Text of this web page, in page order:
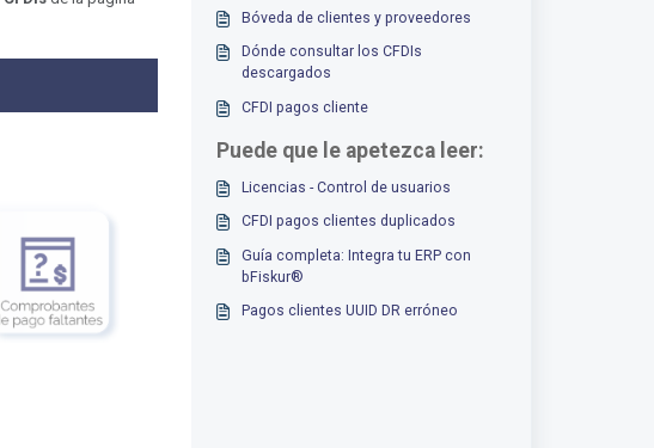
Bóveda de clientes y proveedores
Dónde consultar los CFDIs
descargados
CFDI pagos cliente
Puede que le apetezca leer:
Licencias - Control de usuarios
CFDI pagos clientes duplicados
Guía completa: Integra tu ERP con
bFiskur®︎
Pagos clientes UUID DR erróneo